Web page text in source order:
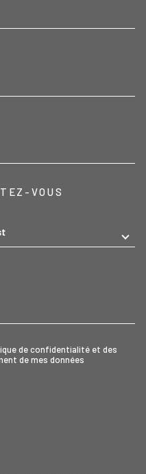
VOUS
de confidentialité et des
de mes données